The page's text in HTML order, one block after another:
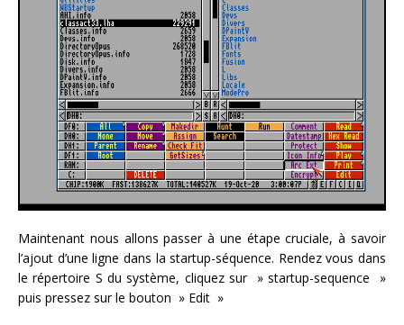
Maintenant nous allons passer à une étape cruciale, à savoir
l’ajout d’une ligne dans la startup-séquence. Rendez vous dans
le répertoire S du système, cliquez sur » startup-sequence »
puis pressez sur le bouton » Edit »